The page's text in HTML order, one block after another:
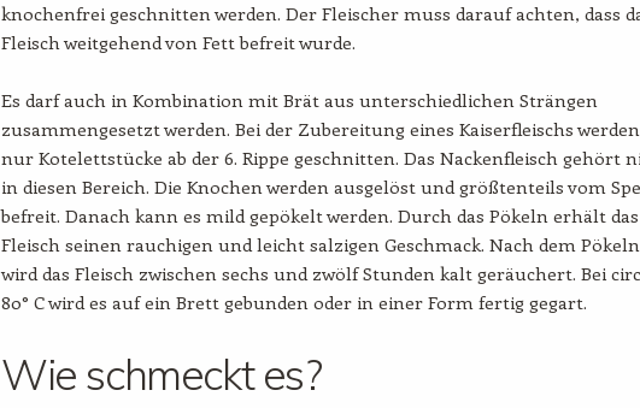
knochenfrei geschnitten werden. Der Fleischer muss darauf achten, dass
Fleisch weitgehend von Fett befreit wurde.
Es darf auch in Kombination mit Brät aus unterschiedlichen Strängen
zusammengesetzt werden. Bei der Zubereitung eines Kaiserfleischs werden
nur Kotelettstücke ab der 6. Rippe geschnitten. Das Nackenfleisch gehört
in diesen Bereich. Die Knochen werden ausgelöst und größtenteils vom
befreit. Danach kann es mild gepökelt werden. Durch das Pökeln erhält das
Fleisch seinen rauchigen und leicht salzigen Geschmack. Nach dem Pökeln
wird das Fleisch zwischen sechs und zwölf Stunden kalt geräuchert. Bei
80° C wird es auf ein Brett gebunden oder in einer Form fertig gegart.
Wie schmeckt es?